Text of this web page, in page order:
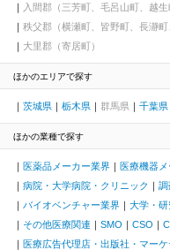
入間郡（三芳町、毛呂山町、越生
秩父郡（横瀬町、皆野町、長瀞町
大里郡（寄居町）
ほかのエリアで探す
茨城県 栃木県 群馬県 千葉県
ほかの業種で探す
医薬品メーカー業界 医療機器
病院・大学病院・クリニック
調
バイオベンチャー業界
大学・
その他医療関連
SMO CSO
医療広告代理店・出版社・マー